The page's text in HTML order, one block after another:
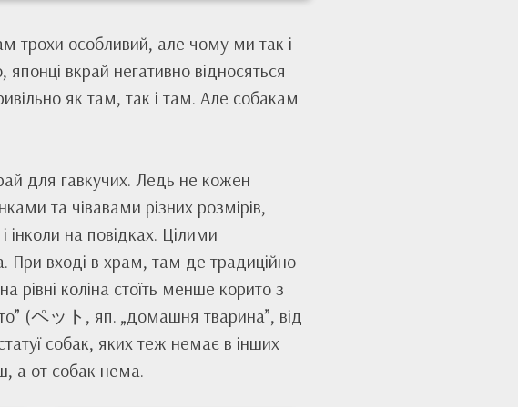
трохи особливий, але чому ми так і
вкрай негативно відносяться
як там, так і там. Але собакам
для гавкучих. Ледь не кожен
та чівавами різних розмірів,
на повідках. Цілими
При вході в храм, там де традиційно
коліна стоїть менше корито з
(ペット, яп. „домашня тварина”, від
собак, яких теж немає в інших
а от собак нема.